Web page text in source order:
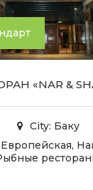
«NAR &
City: Баку